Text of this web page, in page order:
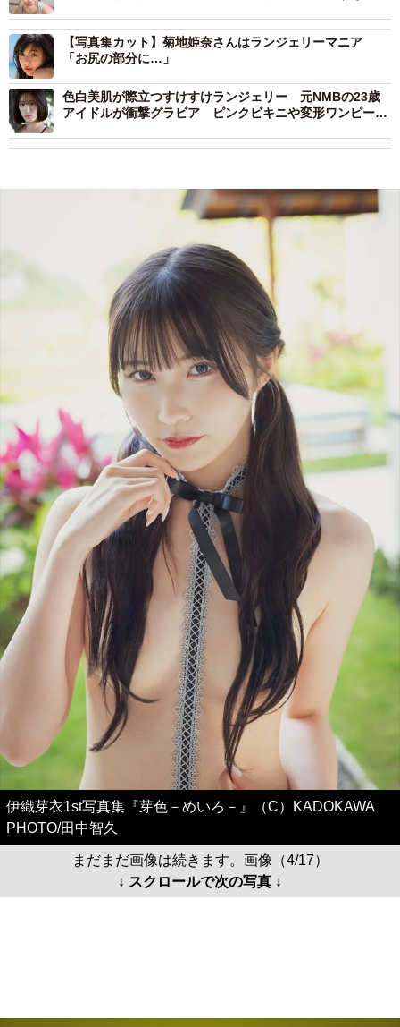
【写真集カット】菊地姫奈さんはランジェリーマニア
「お尻の部分に…」
色白美肌が際立つすけすけランジェリー 元NMBの23歳
アイドルが衝撃グラビア ピンクビキニや変形ワンピース
伊織芽衣1st写真集『芽色－めいろ－』（C）KADOKAWA
PHOTO/田中智久
まだまだ画像は続きます。画像（4/17）
↓ スクロールで次の写真 ↓